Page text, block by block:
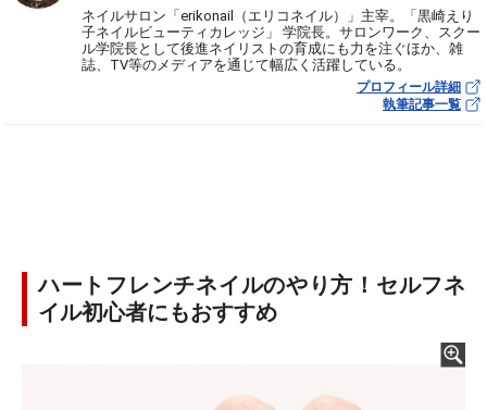
ネイルサロン「erikonail（エリコネイル）」主宰。「黒崎えり
子ネイルビューティカレッジ」 学院長。サロンワーク、スクー
ル学院長として後進ネイリストの育成にも力を注ぐほか、雑
誌、TV等のメディアを通じて幅広く活躍している。
プロフィール詳細
執筆記事一覧
ハートフレンチネイルのやり方！セルフネ
イル初心者にもおすすめ